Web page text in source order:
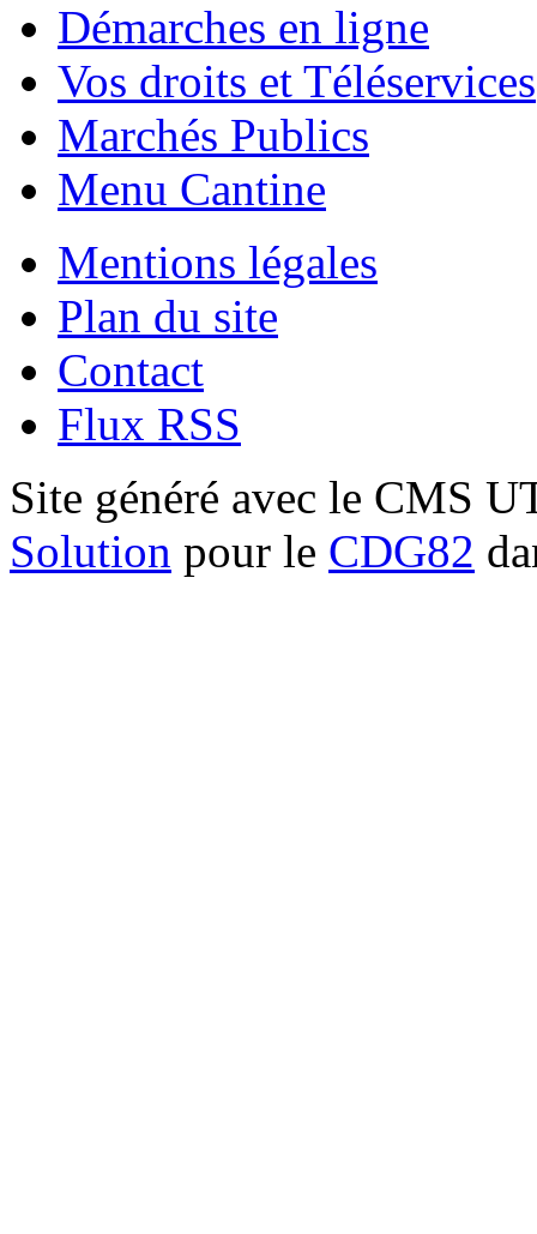
Démarches en ligne
Vos droits et Téléservices
Marchés Publics
Menu Cantine
Mentions légales
Plan du site
Contact
Flux RSS
Site généré avec le CMS
Solution pour le CDG82